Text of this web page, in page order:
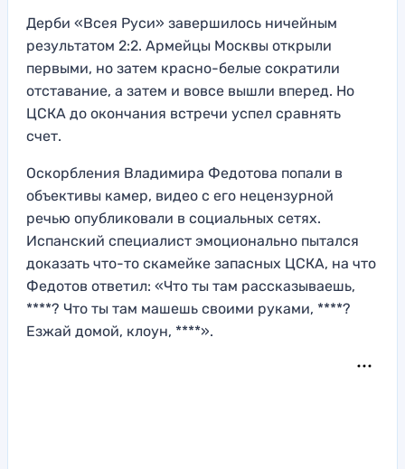
Дерби «Всея Руси» завершилось ничейным
результатом 2:2. Армейцы Москвы открыли
первыми, но затем красно-белые сократили
отставание, а затем и вовсе вышли вперед. Но
ЦСКА до окончания встречи успел сравнять
счет.
Оскорбления Владимира Федотова попали в
объективы камер, видео с его нецензурной
речью опубликовали в социальных сетях.
Испанский специалист эмоционально пытался
доказать что-то скамейке запасных ЦСКА, на что
Федотов ответил: «Что ты там рассказываешь,
****? Что ты там машешь своими руками, ****?
Езжай домой, клоун, ****».